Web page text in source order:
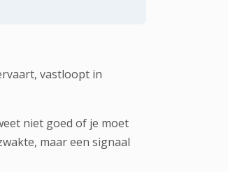
vastloopt in
niet goed of je moet
maar een signaal